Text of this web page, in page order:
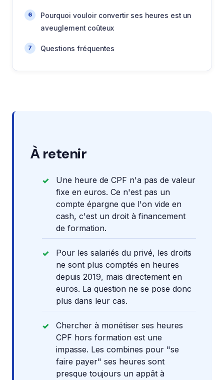
Pourquoi vouloir convertir ses heures est un
aveuglement coûteux
Questions fréquentes
À retenir
Une heure de CPF n'a pas de valeur
fixe en euros. Ce n'est pas un
compte épargne que l'on vide en
cash, c'est un droit à financement
de formation.
Pour les salariés du privé, les droits
ne sont plus comptés en heures
depuis 2019, mais directement en
euros. La question ne se pose donc
plus dans leur cas.
Chercher à monétiser ses heures
CPF hors formation est une
impasse. Les combines pour "se
faire payer" ses heures sont
presque toujours un appât à